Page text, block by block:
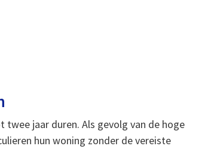
twee jaar duren. Als gevolg van de hoge
hun woning zonder de vereiste